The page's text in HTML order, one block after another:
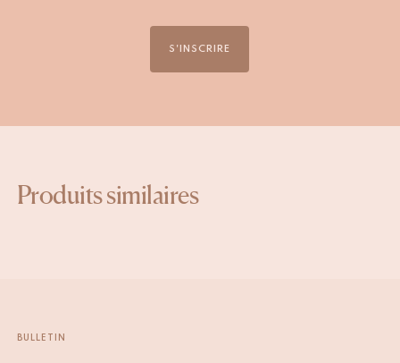
S'INSCRIRE
Produits similaires
BULLETIN